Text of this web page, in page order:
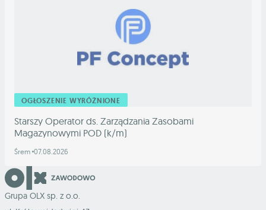
OGŁOSZENIE WYRÓŻNIONE
Starszy Operator ds. Zarządzania Zasobami
Magazynowymi POD (k/m)
Śrem 07.08.2026
Grupa OLX sp. z o.o.